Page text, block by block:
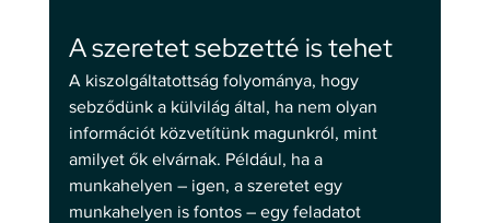
A szeretet sebzetté is tehet
A kiszolgáltatottság folyománya, hogy
sebződünk a külvilág által, ha nem olyan
információt közvetítünk magunkról, mint
amilyet ők elvárnak. Például, ha a
munkahelyen – igen, a szeretet egy
munkahelyen is fontos – egy feladatot